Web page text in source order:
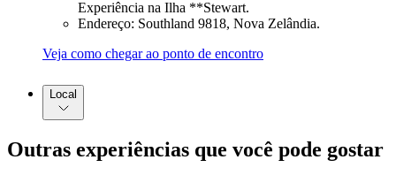
Experiência na Ilha **Stewart.
Endereço: Southland 9818, Nova Zelândia.
Veja como chegar ao ponto de encontro
Local
Outras experiências que você pode gostar